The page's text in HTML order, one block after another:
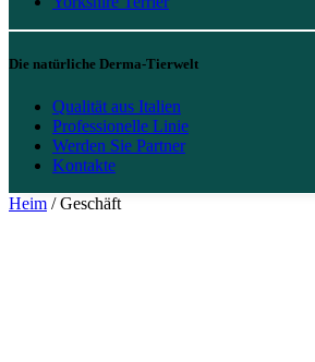
Die natürliche Derma-Tierwelt
Qualität aus Italien
Professionelle Linie
Werden Sie Partner
Kontakte
Heim / Geschäft